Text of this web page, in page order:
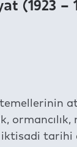
tarihi